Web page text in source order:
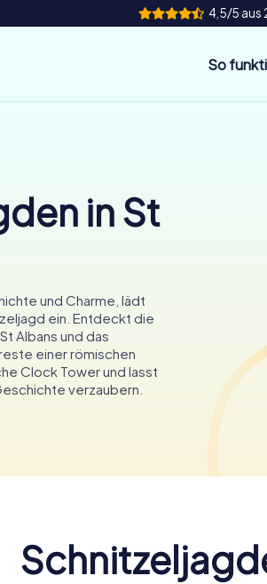
4,5/5 aus
So
in St
und Charme, lädt
ein. Entdeckt die
Albans und das
einer römischen
Clock Tower und lasst
verzaubern.